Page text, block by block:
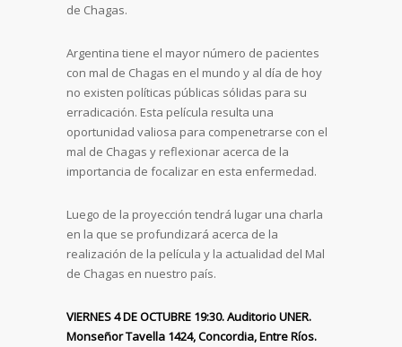
de Chagas.
Argentina tiene el mayor número de pacientes
con mal de Chagas en el mundo y al día de hoy
no existen políticas públicas sólidas para su
erradicación. Esta película resulta una
oportunidad valiosa para compenetrarse con el
mal de Chagas y reflexionar acerca de la
importancia de focalizar en esta enfermedad.
Luego de la proyección tendrá lugar una charla
en la que se profundizará acerca de la
realización de la película y la actualidad del Mal
de Chagas en nuestro país.
VIERNES 4 DE OCTUBRE 19:30. Auditorio UNER.
Monseñor Tavella 1424, Concordia, Entre Ríos.